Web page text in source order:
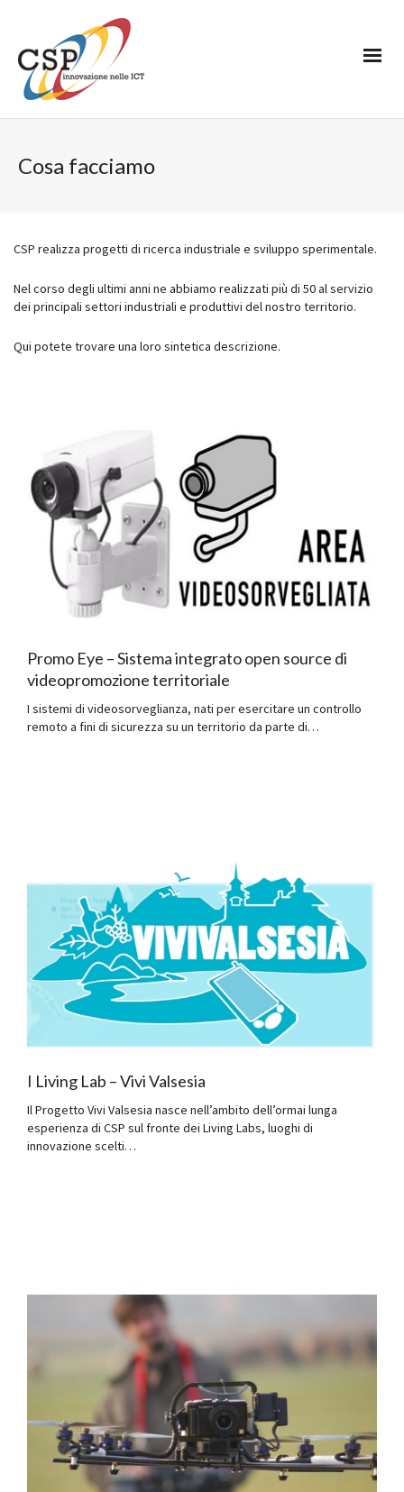
Cosa facciamo
CSP realizza progetti di ricerca industriale e sviluppo sperimentale.
Nel corso degli ultimi anni ne abbiamo realizzati più di 50 al servizio
dei principali settori industriali e produttivi del nostro territorio.
Qui potete trovare una loro sintetica descrizione.
Promo Eye – Sistema integrato open source di
videopromozione territoriale
I sistemi di videosorveglianza, nati per esercitare un controllo
remoto a fini di sicurezza su un territorio da parte di…
I Living Lab – Vivi Valsesia
Il Progetto Vivi Valsesia nasce nell’ambito dell’ormai lunga
esperienza di CSP sul fronte dei Living Labs, luoghi di
innovazione scelti…